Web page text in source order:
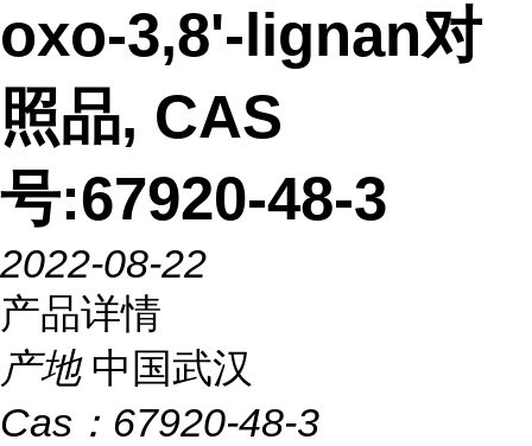
oxo-3,8'-lignan对
照品, CAS
号:67920-48-3
2022-08-22
产品详情
产地 中国武汉
Cas： 67920-48-3